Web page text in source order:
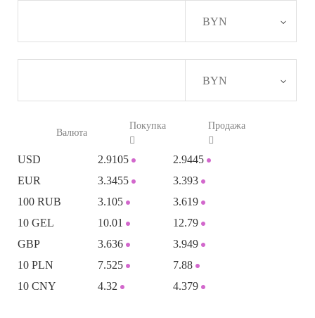
BYN
BYN
Валюта
Покупка

Продажа

USD 2.9105
2.9445
EUR
3.3455
3.393
100 RUB
3.105
3.619
10 GEL
10.01
12.79
GBP
3.636
3.949
10 PLN
7.525
7.88
10 CNY
4.32 4.379